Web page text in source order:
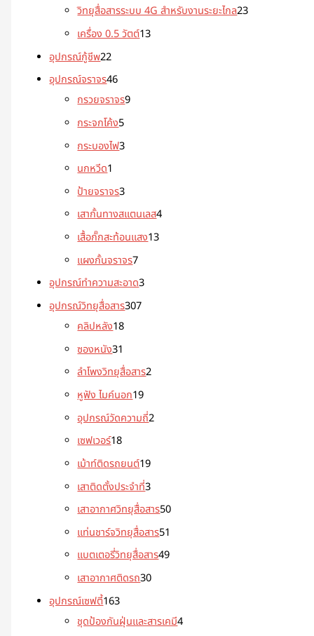
วิทยุสื่อสารระบบ 4G สำหรับงานระยะไกล23
เครื่อง 0.5 วัตต์13
อุปกรณ์กู้ชีพ22
อุปกรณ์จราจร46
กรวยจราจร9
กระจกโค้ง5
กระบองไฟ3
นกหวีด1
ป้ายจราจร3
เสากั้นทางสแตนเลส4
เสื้อกั๊กสะท้อนแสง13
แผงกั้นจราจร7
อุปกรณ์ทำความสะอาด3
อุปกรณ์วิทยุสื่อสาร307
คลิปหลัง18
ซองหนัง31
ลำโพงวิทยุสื่อสาร2
หูฟัง ไมค์นอก19
อุปกรณ์วัดความถี่2
เซฟเวอร์18
เม้าท์ติดรถยนต์19
เสาติดตั้งประจำที่3
เสาอากาศวิทยุสื่อสาร50
แท่นชาร์จวิทยุสื่อสาร51
แบตเตอรี่วิทยุสื่อสาร49
เสาอากาศติดรถ30
อุปกรณ์เซฟตี้163
ชุดป้องกันฝุ่นและสารเคมี4